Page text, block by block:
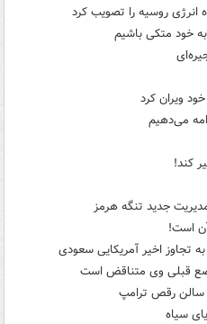
انرژی روسیه را تصویب کرد
خود متکی باشیم
ویران کرد
می‌دهیم
کند!
جدید تنگه هرمز
آن است!
تجاوز اخیر آمریکایی سعودی
قبلی وی متناقض است
سالن رقص ترامپ
سیاه